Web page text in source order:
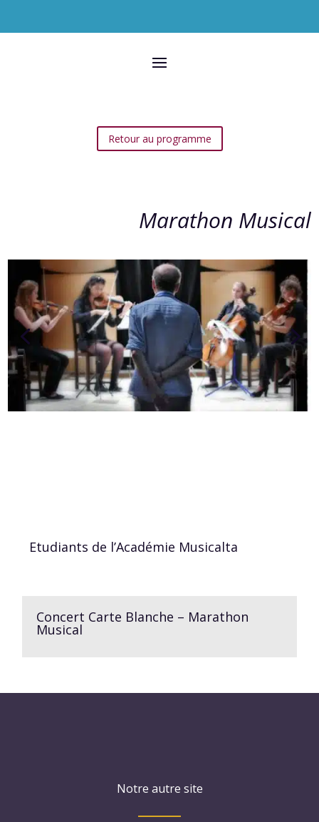
Retour au programme
Marathon Musical
Etudiants de l’Académie Musicalta
Concert Carte Blanche – Marathon
Musical
Notre autre site